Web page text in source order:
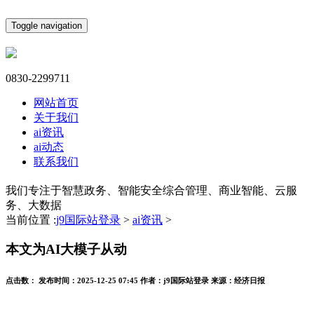
Toggle navigation
0830-2299711
网站首页
关于我们
ai资讯
ai动态
联系我们
我们专注于智慧政务、智能安全综合管理、商业智能、云服
务、大数据
当前位置 :j9国际站登录 > ai资讯 >
本文为AI大模子从动
点击数： 发布时间： 2025-12-25 07:45 作者： j9国际站登录 来源： 经济日报